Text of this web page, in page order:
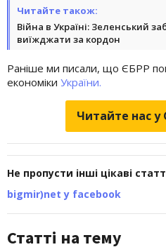
Читайте також:
Війна в Україні: Зеленський
виїжджати за кордон
Раніше ми писали, що ЄБРР
економіки України.
Читайте нас у
Не пропусти інші цікаві
bigmir)net у facebook
Статті на тему